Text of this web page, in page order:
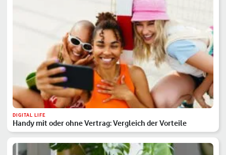
DIGITAL LIFE
Handy mit oder ohne Vertrag: Vergleich der Vorteile